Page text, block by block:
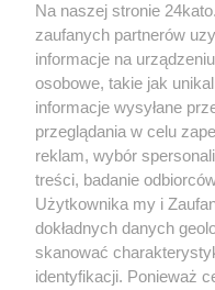
Wydawca mediów
Nie zapomnij
zapoznać się z:
polityką
Twojemiasto
Piekary Śląskie
Chorzów
Tarnowskie Góry
Na naszej stronie
zaufanych partnerów
informacje na
osobowe, takie jak
informacje wysyłane
przeglądania w celu
reklam, wybór
treści, badanie
Użytkownika my i
dokładnych danych
skanować
identyfikacji. Ponieważ